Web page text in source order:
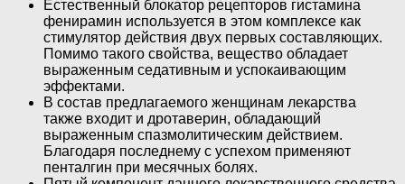
Естественный блокатор рецепторов гистамина
фенирамин используется в этом комплексе как
стимулятор действия двух первых составляющих.
Помимо такого свойства, вещество обладает
выраженным седативным и успокаивающим
эффектами.
В состав предлагаемого женщинам лекарства
также входит и дротаверин, обладающий
выраженным спазмолитическим действием.
Благодаря последнему с успехом применяют
пенталгин при месячных болях.